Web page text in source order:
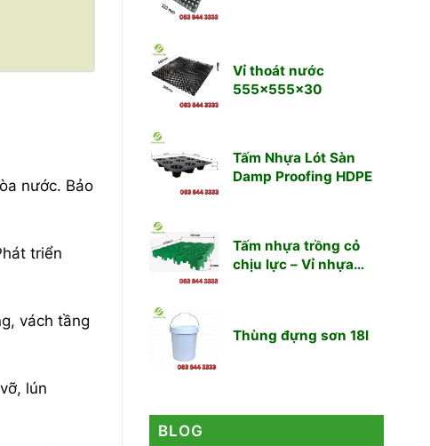
nước. Bảo
triển
vách tầng
lún
Vỉ thoát nước
555x555x30
Tấm Nhựa Lót Sàn
Damp Proofing HDPE
Tấm nhựa trồng cỏ
chịu lực – Vỉ nhựa
Thùng đựng sơn 18l
BLOG